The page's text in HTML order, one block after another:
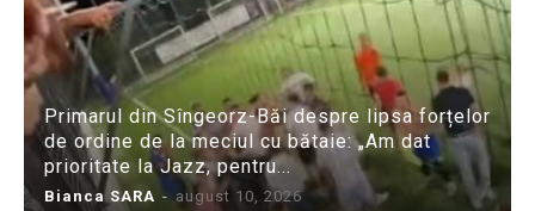
Primarul din Sîngeorz-Băi despre lipsa forțelor
de ordine de la meciul cu bătaie: „Am dat
prioritate la Jazz, pentru...
Bianca SARA - august 10, 2026